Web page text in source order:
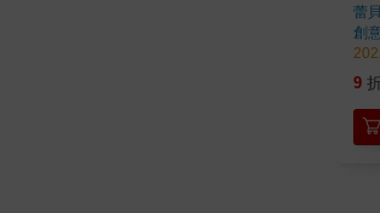
蕾
創
9 折